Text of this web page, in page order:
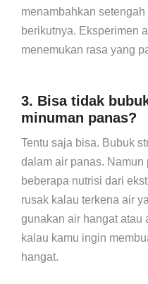
menambahkan
berikutnya. Eksperimen
menemukan rasa yang
3. Bisa tidak
minuman panas?
Tentu saja bisa. Bubuk
dalam air panas.
beberapa nutrisi dari
rusak kalau terkena air
gunakan air hangat atau
kalau kamu ingin
hangat.